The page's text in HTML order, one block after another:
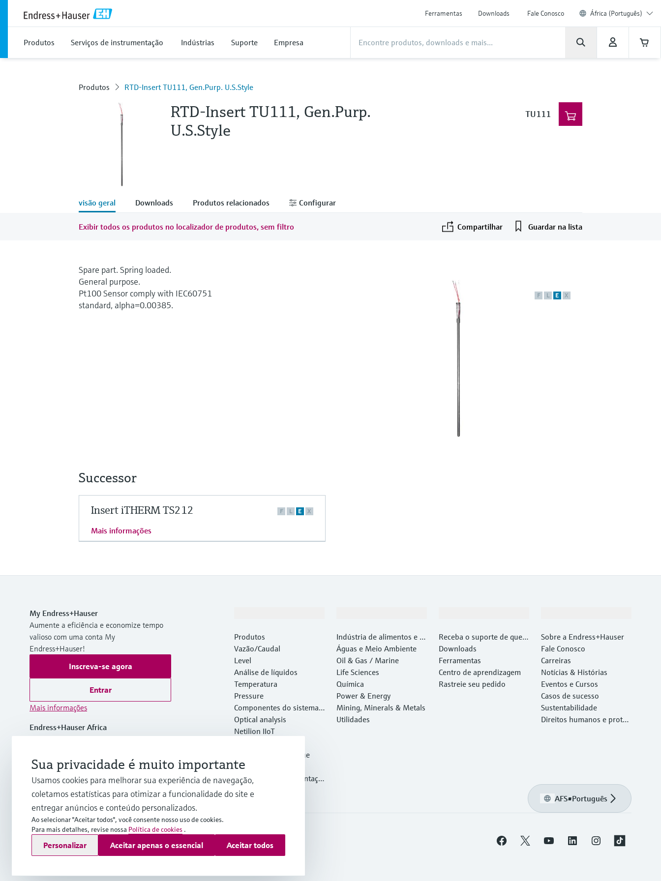
Ferramentas Downloads Fale Conosco África (Português)
Produtos Serviços de instrumentação Indústrias Suporte Empresa
Produtos RTD-Insert TU111, Gen.Purp. U.S.Style
RTD-Insert TU111, Gen.Purp.
U.S.Style
TU111
visão geral Downloads Produtos relacionados Configurar
Exibir todos os produtos no localizador de produtos, sem filtro Compartilhar Guardar na lista
F L E X
Spare part. Spring loaded.
General purpose.
Pt100 Sensor comply with IEC60751
standard, alpha=0.00385.
Successor
F L E X
Insert iTHERM TS212
Mais informações
My Endress+Hauser
Aumente a eficiência e economize tempo
valioso com uma conta My
Endress+Hauser!
Inscreva-se agora
Entrar
Mais informações
Endress+Hauser Africa
Suíça
+41 61 715 81 00
info.int@endress.com
Produtos
Vazão/Caudal
Level
Análise de líquidos
Temperatura
Pressure
Componentes do sistema e
gerenciadores de dados
Optical analysis
Netilion IIoT
Produtos em destaque
Ferramentas
Serviços de instrumentaçã
Indústria de alimentos e b
ebidas
Águas e Meio Ambiente
Oil & Gas / Marine
Life Sciences
Química
Power & Energy
Mining, Minerals & Metals
Utilidades
Receba o suporte de que v
ocê precisa, rapidamente!
Downloads
Ferramentas
Centro de aprendizagem
Rastreie seu pedido
Sobre a Endress+Hauser
Fale Conosco
Carreiras
Notícias & Histórias
Eventos e Cursos
Casos de sucesso
Sustentabilidade
Direitos humanos e proteç
AFS•Português
Copyright © Endress+Hauser Group Services AG
ImprintTermos de UtilizaçãoProteção de dadosLegal Information
Sua privacidade é muito importante
Usamos cookies para melhorar sua experiência de navegação,
coletamos estatísticas para otimizar a funcionalidade do site e
entregar anúncios e conteúdo personalizados.
Ao selecionar "Aceitar todos", você consente nosso uso de cookies.
Para mais detalhes, revise nossa Política de cookies .
Personalizar Aceitar apenas o essencial Aceitar todos